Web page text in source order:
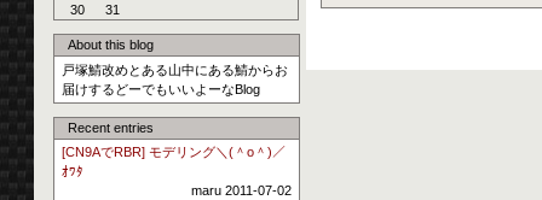
30
31
About this blog
戸塚鯖改めとある山中にある鯖からお
届けするどーでもいいよーなBlog
Recent entries
[CN9AでRBR] モデリング＼(＾o＾)／
ｵﾜﾀ
maru 2011-07-02